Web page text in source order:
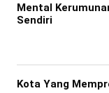
Mental
Sendiri
Kota Yang